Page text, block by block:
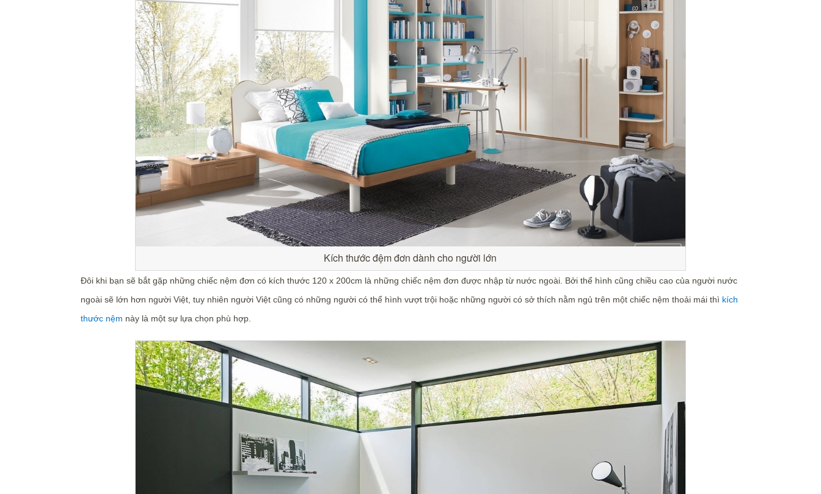
Kích thước đệm đơn dành cho người lớn
Đôi khi bạn sẽ bắt gặp những chiếc nệm đơn có kích thước 120 x 200cm là những chiếc nệm đơn được nhập từ nước ngoài. Bởi thể hình cũng chiều cao của người nước
ngoài sẽ lớn hơn người Việt, tuy nhiên người Việt cũng có những người có thể hình vượt trội hoặc những người có sở thích nằm ngủ trên một chiếc nệm thoải mái thì kích
thước nệm này là một sự lựa chọn phù hợp.